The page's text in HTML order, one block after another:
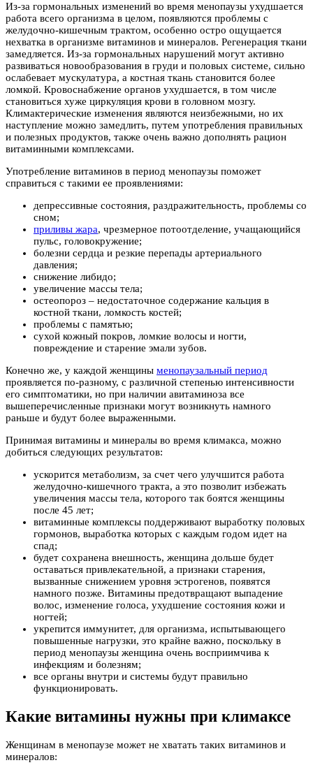
Из-за гормональных изменений во время менопаузы ухудшается
работа всего организма в целом, появляются проблемы с
желудочно-кишечным трактом, особенно остро ощущается
нехватка в организме витаминов и минералов. Регенерация ткани
замедляется. Из-за гормональных нарушений могут активно
развиваться новообразования в груди и половых системе, сильно
ослабевает мускулатура, а костная ткань становится более
ломкой. Кровоснабжение органов ухудшается, в том числе
становиться хуже циркуляция крови в головном мозгу.
Климактерические изменения являются неизбежными, но их
наступление можно замедлить, путем употребления правильных
и полезных продуктов, также очень важно дополнять рацион
витаминными комплексами.
Употребление витаминов в период менопаузы поможет
справиться с такими ее проявлениями:
депрессивные состояния, раздражительность, проблемы со
сном;
приливы жара, чрезмерное потоотделение, учащающийся
пульс, головокружение;
болезни сердца и резкие перепады артериального
давления;
снижение либидо;
увеличение массы тела;
остеопороз – недостаточное содержание кальция в
костной ткани, ломкость костей;
проблемы с памятью;
сухой кожный покров, ломкие волосы и ногти,
повреждение и старение эмали зубов.
Конечно же, у каждой женщины менопаузальный период
проявляется по-разному, с различной степенью интенсивности
его симптоматики, но при наличии авитаминоза все
вышеперечисленные признаки могут возникнуть намного
раньше и будут более выраженными.
Принимая витамины и минералы во время климакса, можно
добиться следующих результатов:
ускорится метаболизм, за счет чего улучшится работа
желудочно-кишечного тракта, а это позволит избежать
увеличения массы тела, которого так боятся женщины
после 45 лет;
витаминные комплексы поддерживают выработку половых
гормонов, выработка которых с каждым годом идет на
спад;
будет сохранена внешность, женщина дольше будет
оставаться привлекательной, а признаки старения,
вызванные снижением уровня эстрогенов, появятся
намного позже. Витамины предотвращают выпадение
волос, изменение голоса, ухудшение состояния кожи и
ногтей;
укрепится иммунитет, для организма, испытывающего
повышенные нагрузки, это крайне важно, поскольку в
период менопаузы женщина очень восприимчива к
инфекциям и болезням;
все органы внутри и системы будут правильно
функционировать.
Какие витамины нужны при климаксе
Женщинам в менопаузе может не хватать таких витаминов и
минералов: